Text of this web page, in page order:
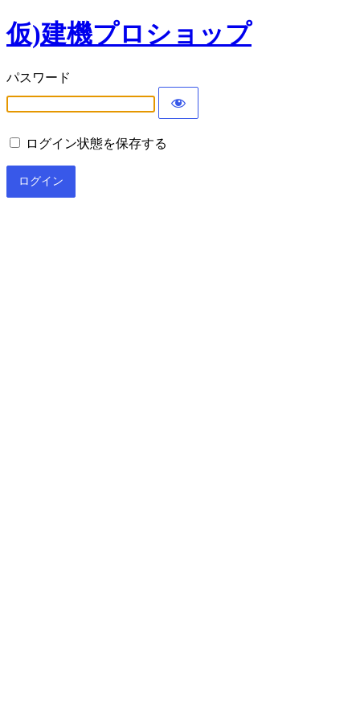
仮)建機プロショップ
パスワード
ログイン状態を保存する